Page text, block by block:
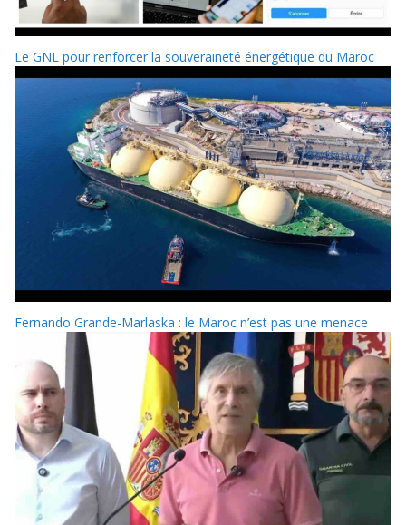
Le GNL pour renforcer la souveraineté énergétique du Maroc
Fernando Grande-Marlaska : le Maroc n’est pas une menace